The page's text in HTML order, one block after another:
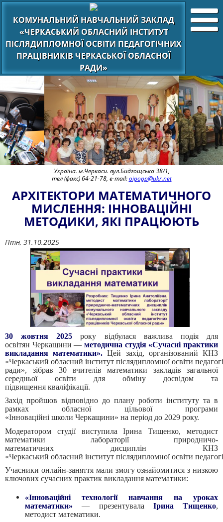
КОМУНАЛЬНИЙ НАВЧАЛЬНИЙ ЗАКЛАД
«ЧЕРКАСЬКИЙ ОБЛАСНИЙ ІНСТИТУТ
ПІСЛЯДИПЛОМНОЇ ОСВІТИ ПЕДАГОГІЧНИХ
ПРАЦІВНИКІВ ЧЕРКАСЬКОЇ ОБЛАСНОЇ
РАДИ»
Україна. м.Черкаси. вул.Бидгощська 38/1,
тел (факс) 64-21-78, e-mail:oipopp@ukr.net
АРХІТЕКТОРИ МАТЕМАТИЧНОГО
МИСЛЕННЯ: ІННОВАЦІЙНІ
МЕТОДИКИ, ЯКІ ПРАЦЮЮТЬ
Птн, 31.10.2025
30 жовтня 2025 року відбулася важлива подія для
освітян Черкащини — методична студія «Сучасні практики
викладання математики». Цей захід, організований КНЗ
«Черкаський обласний інститут післядипломної освіти
ради», зібрав 30 вчителів математики закладів загальної
середньої освіти для обміну досвідом та
підвищення кваліфікації.
Захід пройшов відповідно до плану роботи інституту та в
рамках обласної цільової програми
«Інноваційні школи Черкащини» на період до 2029 року.
Модератором студії виступила Ірина Тищенко, методист
математики лабораторії природничо-
математичних дисциплін КНЗ
«Черкаський обласний інститут післядипломної освіти
Учасники онлайн-заняття мали змогу ознайомитися з низкою
ключових сучасних практик викладання математики:
«Інноваційні технології навчання на уроках
математики» — презентувала Ірина Тищенко,
методист математики.